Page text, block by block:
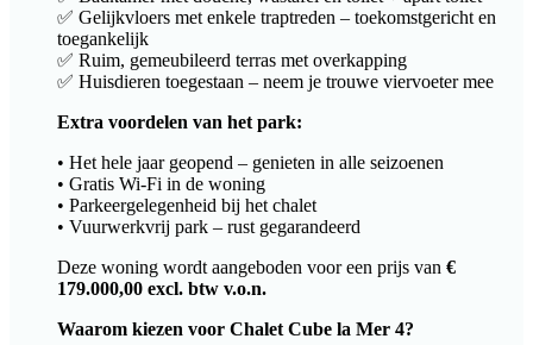
✅ Gelijkvloers met enkele traptreden – toekomstgericht en
toegankelijk
✅ Ruim, gemeubileerd terras met overkapping
✅ Huisdieren toegestaan – neem je trouwe viervoeter mee
Extra voordelen van het park:
• Het hele jaar geopend – genieten in alle seizoenen
• Gratis Wi-Fi in de woning
• Parkeergelegenheid bij het chalet
• Vuurwerkvrij park – rust gegarandeerd
Deze woning wordt aangeboden voor een prijs van €
179.000,00 excl. btw v.o.n.
Waarom kiezen voor Chalet Cube la Mer 4?